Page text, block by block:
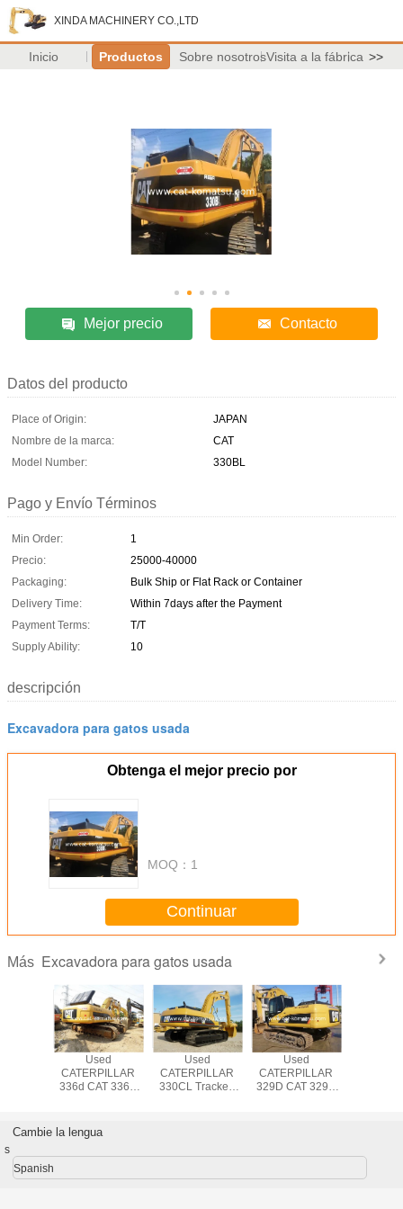
XINDA MACHINERY CO.,LTD
Inicio Productos Sobre nosotrosVisita a la fábrica >>
Mejor precio Contacto
Datos del producto
Place of Origin:
JAPAN
Nombre de la marca:
CAT
Model Number:
330BL
Pago y Envío Términos
Min Order:
1
Precio:
25000-40000
Packaging:
Bulk Ship or Flat Rack or Container
Delivery Time:
Within 7days after the Payment
Payment Terms:
T/T
Supply Ability:
10
descripción
Excavadora para gatos usada
Obtenga el mejor precio por
MOQ： 1
Continuar
Más Excavadora para gatos usada
Used
CATERPILLAR
336d CAT 336D
Used
CATERPILLAR
330CL Tracked
Used
CATERPILLAR
329D CAT 329D
Cambie la lengua
s
Spanish